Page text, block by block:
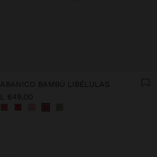
ABANICO BAMBÚ LIBÉLULAS
L 649,00